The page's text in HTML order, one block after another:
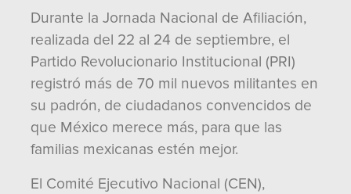
Durante la Jornada Nacional de Afiliación,
realizada del 22 al 24 de septiembre, el
Partido Revolucionario Institucional (PRI)
registró más de 70 mil nuevos militantes en
su padrón, de ciudadanos convencidos de
que México merece más, para que las
familias mexicanas estén mejor.
El Comité Ejecutivo Nacional (CEN),